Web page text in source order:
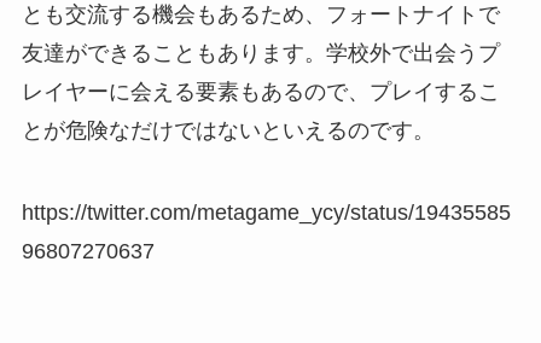
とも交流する機会もあるため、フォートナイトで
友達ができることもあります。学校外で出会うプ
レイヤーに会える要素もあるので、プレイするこ
とが危険なだけではないといえるのです。
https://twitter.com/metagame_ycy/status/19435585
96807270637